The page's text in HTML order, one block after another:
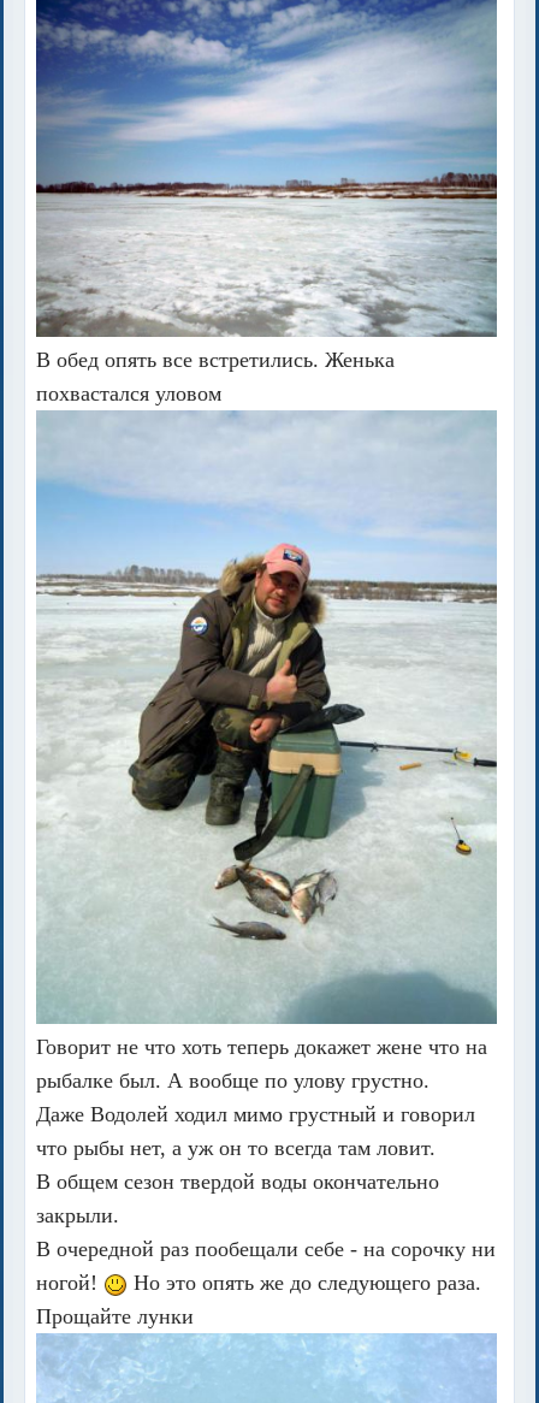
В обед опять все встретились. Женька
похвастался уловом
Говорит не что хоть теперь докажет жене что на
рыбалке был. А вообще по улову грустно.
Даже Водолей ходил мимо грустный и говорил
что рыбы нет, а уж он то всегда там ловит.
В общем сезон твердой воды окончательно
закрыли.
В очередной раз пообещали себе - на сорочку ни
ногой!
Но это опять же до следующего раза.
Прощайте лунки